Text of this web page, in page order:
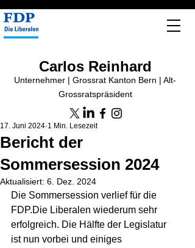
Carlos Reinhard
Unternehmer | Grossrat Kanton Bern | Alt-
Grossratspräsident
Bericht der
Sommersession 2024
17. Juni 2024 1 Min. Lesezeit
Aktualisiert: 6. Dez. 2024
Die Sommersession verlief für die
FDP.Die Liberalen wiederum sehr
erfolgreich. Die Hälfte der Legislatur
ist nun vorbei und einiges